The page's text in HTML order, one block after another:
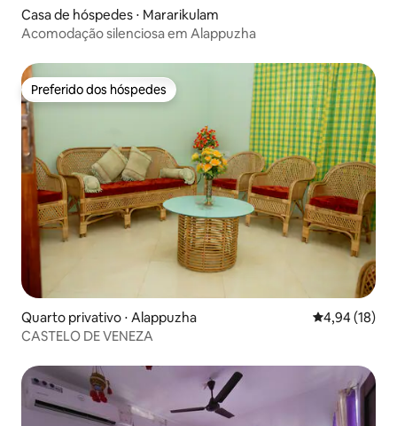
Casa de hóspedes ⋅ Mararikulam
Acomodação silenciosa em Alappuzha
Preferido dos hóspedes
Preferido dos hóspedes
Quarto privativo ⋅ Alappuzha 4,94 de uma
4,94 (18)
CASTELO DE VENEZA